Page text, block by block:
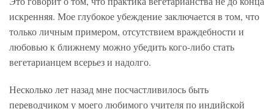
искренняя. Мое глубокое убеждение заключается в том, что
только личным примером, отсутствием враждебности и
любовью к ближнему можно убедить кого-либо стать
вегетарианцем всерьез и надолго.
Несколько лет назад мне посчастливилось быть
переводчиком у моего любимого учителя по индийской